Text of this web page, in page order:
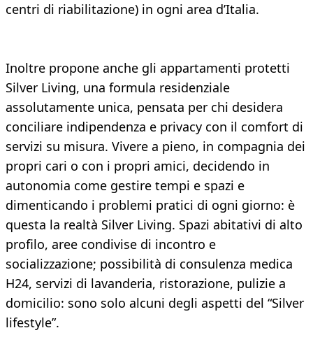
centri di riabilitazione) in ogni area d’Italia.
Inoltre propone anche gli appartamenti protetti
Silver Living, una formula residenziale
assolutamente unica, pensata per chi desidera
conciliare indipendenza e privacy con il comfort di
servizi su misura. Vivere a pieno, in compagnia dei
propri cari o con i propri amici, decidendo in
autonomia come gestire tempi e spazi e
dimenticando i problemi pratici di ogni giorno: è
questa la realtà Silver Living. Spazi abitativi di alto
profilo, aree condivise di incontro e
socializzazione; possibilità di consulenza medica
H24, servizi di lavanderia, ristorazione, pulizie a
domicilio: sono solo alcuni degli aspetti del “Silver
lifestyle”.